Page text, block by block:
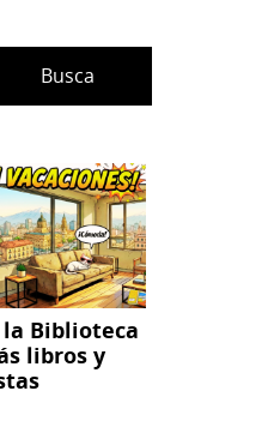
la Biblioteca
libros y